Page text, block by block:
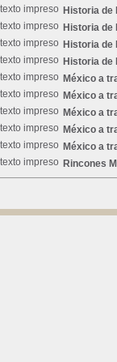
Historia de
Historia de
Historia de
Historia de
México a
México a
México a
México a
México a
Rincones